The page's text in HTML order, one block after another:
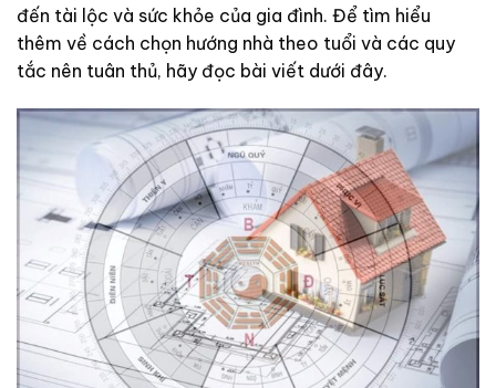
đến tài lộc và sức khỏe của gia đình. Để tìm hiểu
thêm về cách chọn hướng nhà theo tuổi và các quy
tắc nên tuân thủ, hãy đọc bài viết dưới đây.